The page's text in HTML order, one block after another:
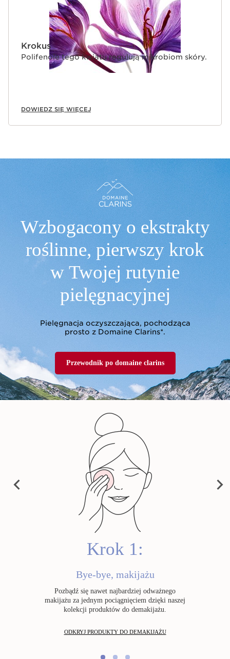
Krokus
Polifenole tego kwiatu regulują mikrobiom skóry.
DOWIEDZ SIĘ WIĘCEJ
Wzbogacony o ekstrakty
roślinne, pierwszy krok
w Twojej rutynie
pielęgnacyjnej
Pielęgnacja oczyszczająca, pochodząca
prosto z Domaine Clarins*.
Przewodnik po domaine clarins
PRE
VIOU
Krok 1:
Bye-bye, makijażu
Pozbądź się nawet najbardziej odważnego
makijażu za jednym pociągnięciem dzięki naszej
kolekcji produktów do demakijażu.
ODKRYJ PRODUKTY DO DEMAKIJAŻU
NEX
T
129,00 zł
Cleansing Micellar
Water
129,00 zł
Zamów teraz
149,00 zł